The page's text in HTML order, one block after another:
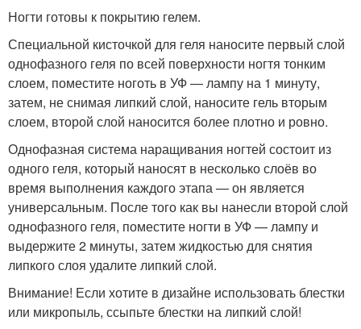
Ногти готовы к покрытию гелем.
Специальной кисточкой для геля наносите первый слой
однофазного геля по всей поверхности ногтя тонким
слоем, поместите ноготь в УФ — лампу на 1 минуту,
затем, не снимая липкий слой, наносите гель вторым
слоем, второй слой наносится более плотно и ровно.
Однофазная система наращивания ногтей состоит из
одного геля, который наносят в несколько слоёв во
время выполнения каждого этапа — он является
универсальным. После того как вы нанесли второй слой
однофазного геля, поместите ногти в УФ — лампу и
выдержите 2 минуты, затем жидкостью для снятия
липкого слоя удалите липкий слой.
Внимание! Если хотите в дизайне использовать блестки
или микропыль, ссыпьте блестки на липкий слой!